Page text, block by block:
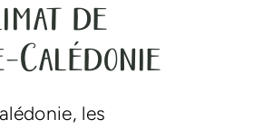
de
Calédonie
les